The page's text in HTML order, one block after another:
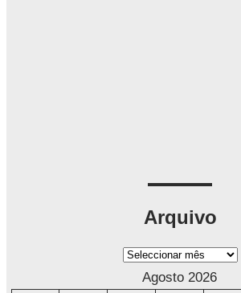
Arquivo
A
Agosto 2026